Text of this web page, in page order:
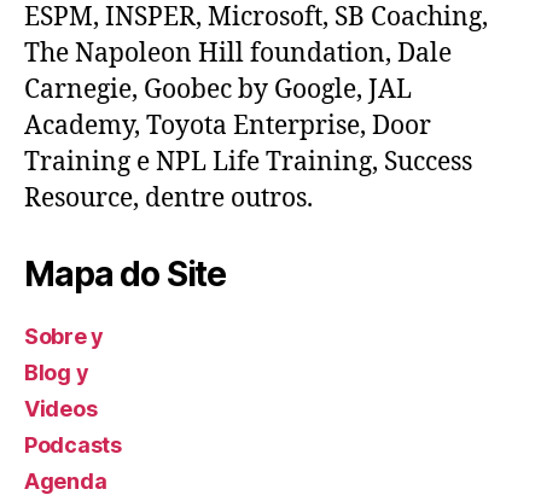
ESPM, INSPER, Microsoft, SB Coaching,
The Napoleon Hill foundation, Dale
Carnegie, Goobec by Google, JAL
Academy, Toyota Enterprise, Door
Training e NPL Life Training, Success
Resource, dentre outros.
Mapa do Site
Sobre y
Blog y
Videos
Podcasts
Agenda